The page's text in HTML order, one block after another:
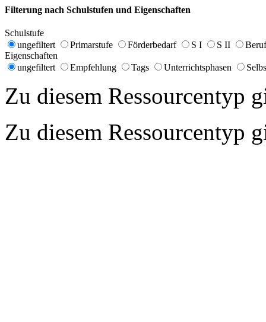
Filterung nach Schulstufen und Eigenschaften
Schulstufe
ungefiltert
Primarstufe Förderbedarf S I S II
Eigenschaften
ungefiltert
Empfehlung Tags Unterrichtsphasen
Zu diesem Ressourcentyp
Zu diesem Ressourcentyp